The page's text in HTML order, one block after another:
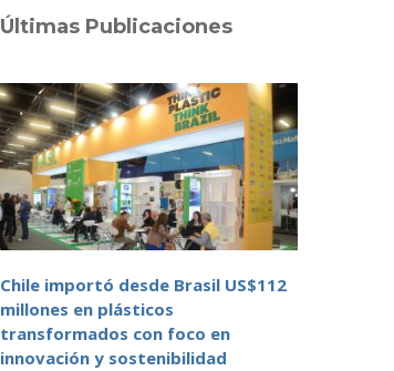
Últimas Publicaciones
Chile importó desde Brasil US$112
millones en plásticos
transformados con foco en
innovación y sostenibilidad